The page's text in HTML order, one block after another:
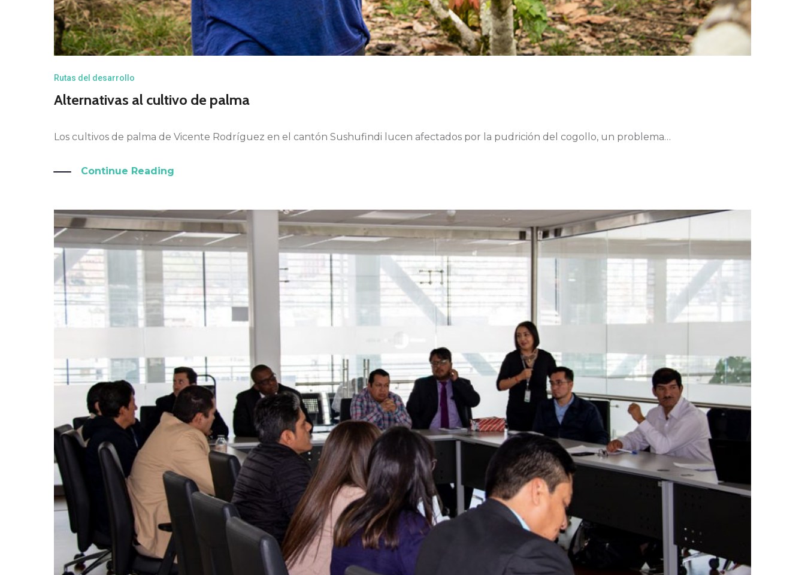
Rutas del desarrollo
Alternativas al cultivo de palma
Los cultivos de palma de Vicente Rodríguez en el cantón Sushufindi lucen afectados por la pudrición del cogollo, un problema…
Continue Reading